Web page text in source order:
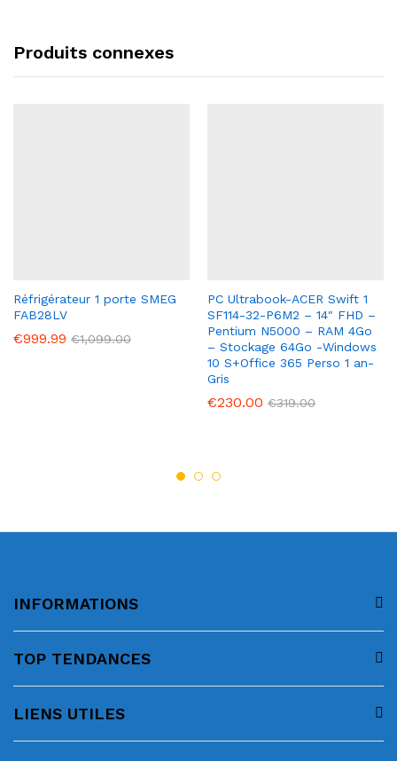
Produits connexes
Réfrigérateur 1 porte SMEG
FAB28LV
€999.99 €1,099.00
PC Ultrabook-ACER Swift 1
SF114-32-P6M2 – 14″ FHD –
Pentium N5000 – RAM 4Go
– Stockage 64Go -Windows
10 S+Office 365 Perso 1 an-
Gris
€230.00 €319.00
INFORMATIONS
TOP TENDANCES
LIENS UTILES